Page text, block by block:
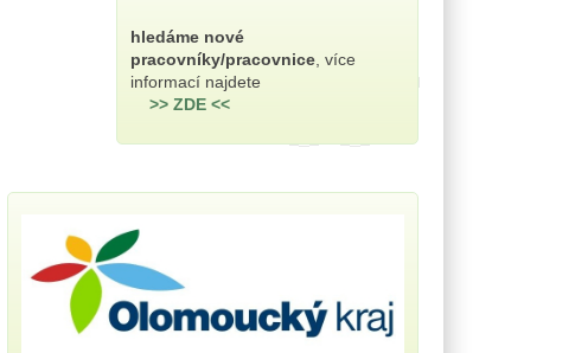
hledáme nové
pracovníky/pracovnice , více
informací najdete
>> ZDE <<